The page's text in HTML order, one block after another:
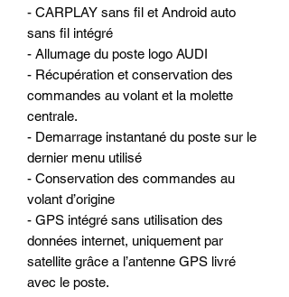
- CARPLAY sans fil et Android auto
sans fil intégré
- Allumage du poste logo AUDI
- Récupération et conservation des
commandes au volant et la molette
centrale.
- Demarrage instantané du poste sur le
dernier menu utilisé
- Conservation des commandes au
volant d’origine
- GPS intégré sans utilisation des
données internet, uniquement par
satellite grâce a l’antenne GPS livré
avec le poste.